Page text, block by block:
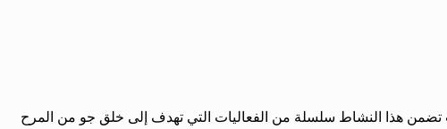
تضمن هذا النشاط سلسلة من الفعاليات التي تهدف إلى خلق جو من المرح